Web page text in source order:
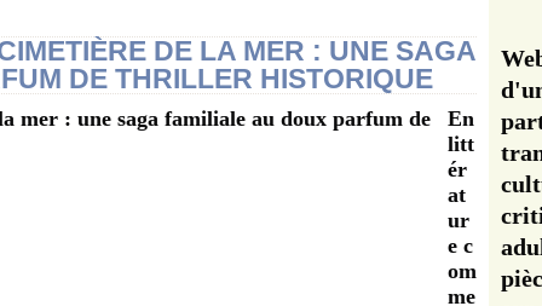
DE LA MER : UNE SAGA
DE THRILLER HISTORIQUE
En
litt
ér
at
ur
e c
om
me